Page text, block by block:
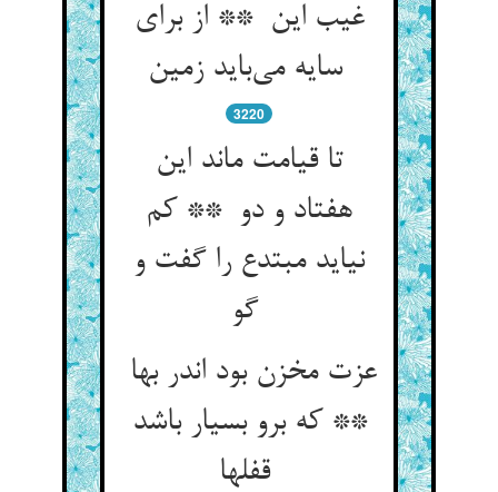
غیب این ** از برای
سایه می‌باید زمین
3220
تا قیامت ماند این
هفتاد و دو ** کم
نیاید مبتدع را گفت و
گو
عزت مخزن بود اندر بها
** که برو بسیار باشد
قفلها